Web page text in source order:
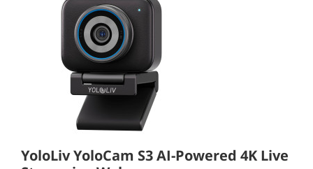
YoloLiv YoloCam S3 AI-Powered 4K Live